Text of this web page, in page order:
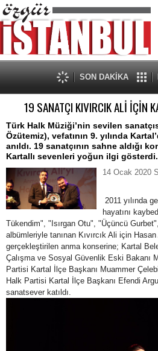
SON DAKİKA
19 SANATÇI KIVIRCIK ALİ İÇİN
Türk Halk Müziği’nin sevilen
Özütemiz), vefatının 9. yılında
anıldı. 19 sanatçının sahne aldığı
Kartallı sevenleri yoğun ilgi gösterdi.
14 Ocak 2020
2011 yılında
hayatını
Tükendim", "Isırgan Otu", "Üçüncü
albümleriyle tanınan Kıvırcık Ali için
gerçekleştirilen anma konserine; Kartal
Çalışma ve Sosyal Güvenlik Eski Bakanı
Partisi Kartal İlçe Başkanı Muammer
Halk Partisi Kartal İlçe Başkanı Efendi
sanatsever katıldı.